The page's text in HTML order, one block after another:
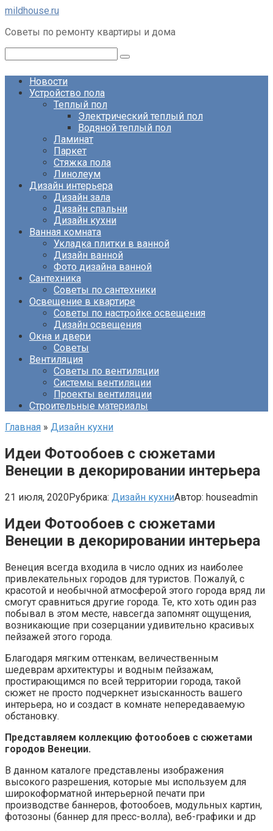
Перейти
контенту
mildhouse.ru
Советы по ремонту квартиры и дома
Новости
Устройство пола
Теплый пол
Электрический теплый пол
Водяной теплый пол
Ламинат
Паркет
Стяжка пола
Линолеум
Дизайн интерьера
Дизайн зала
Дизайн спальни
Дизайн кухни
Ванная комната
Укладка плитки в ванной
Дизайн ванной
Фото дизайна ванной
Сантехника
Советы по сантехники
Освещение в квартире
Советы по настройке освещения
Дизайн освещения
Окна и двери
Советы
Вентиляция
Советы по вентиляции
Системы вентиляции
Проекты вентиляции
Строительные материалы
Главная » Дизайн кухни
Идеи Фотообоев с сюжетами
Венеции в декорировании интерьера
21 июля, 2020Рубрика: Дизайн кухниАвтор: houseadmin
Идеи Фотообоев с сюжетами
Венеции в декорировании интерьера
Венеция всегда входила в число одних из наиболее
привлекательных городов для туристов. Пожалуй, с
красотой и необычной атмосферой этого города вряд ли
смогут сравниться другие города. Те, кто хоть один раз
побывал в этом месте, навсегда запомнят ощущения,
возникающие при созерцании удивительно красивых
пейзажей этого города.
Благодаря мягким оттенкам, величественным
шедеврам архитектуры и водным пейзажам,
простирающимся по всей территории города, такой
сюжет не просто подчеркнет изысканность вашего
интерьера, но и создаст в комнате непередаваемую
обстановку.
Представляем коллекцию фотообоев с сюжетами
городов Венеции.
В данном каталоге представлены изображения
высокого разрешения, которые мы используем для
широкоформатной интерьерной печати при
производстве баннеров, фотообоев, модульных картин,
фотозоны (баннер для пресс-волла), веб-графики и др